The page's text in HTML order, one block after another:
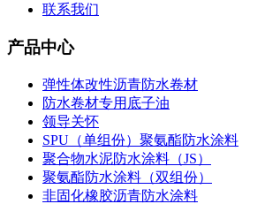
联系我们
产品中心
弹性体改性沥青防水卷材
防水卷材专用底子油
领导关怀
SPU（单组份）聚氨酯防水涂料
聚合物水泥防水涂料（JS）
聚氨酯防水涂料（双组份）
非固化橡胶沥青防水涂料